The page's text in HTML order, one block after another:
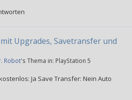
Upgrades, Savetransfer und
Robot's Thema in: PlayStation 5
Ja Save Transfer: Nein Auto